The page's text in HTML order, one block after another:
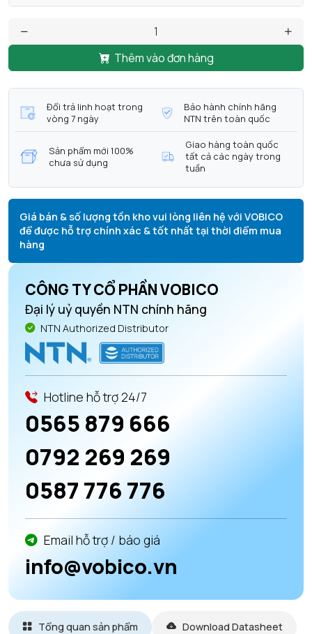
Thêm vào đơn hàng
Đổi trả linh hoạt trong
vòng 7 ngày
Bảo hành chính hãng
NTN trên toàn quốc
Sản phẩm mới 100%
chưa sử dụng
Giao hàng toàn quốc
tất cả các ngày trong
tuần
Giá bán & số lượng tồn kho vui lòng liên hệ với VOBICO
để được hỗ trợ chính xác & tốt nhất tại thời điểm mua
hàng
CÔNG TY CỔ PHẦN VOBICO
Đại lý uỷ quyền NTN chính hãng
NTN Authorized Distributor
Hotline hỗ trợ 24/7
0565 879 666
0792 269 269
0587 776 776
Email hỗ trợ / báo giá
info@vobico.vn
Tổng quan sản phẩm Download Datasheet